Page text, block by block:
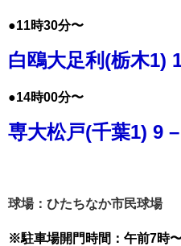
●11時30分〜
白鴎大足利(栃木1)
●14時00分〜
専大松戸(千葉1) 9
球場：ひたちなか市民球場
※駐車場開門時間：午前7時